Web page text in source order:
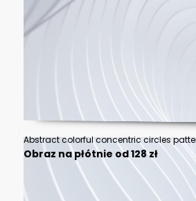
Obraz na płótnie od 128 zł